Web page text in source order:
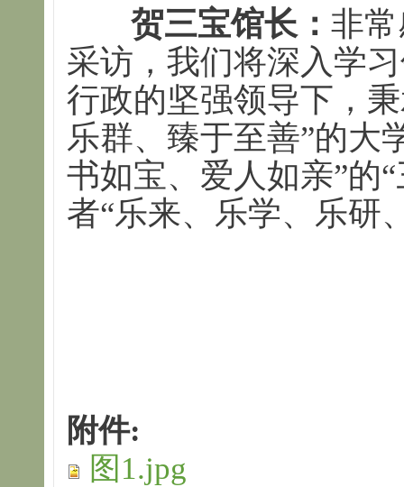
贺三宝馆长： 非
采访，我们将深入学
行政的坚强领导下，
乐群、臻于至善”的大
书如宝、爱人如亲”的
者“乐来、乐学、乐研
附件:
图1.jpg